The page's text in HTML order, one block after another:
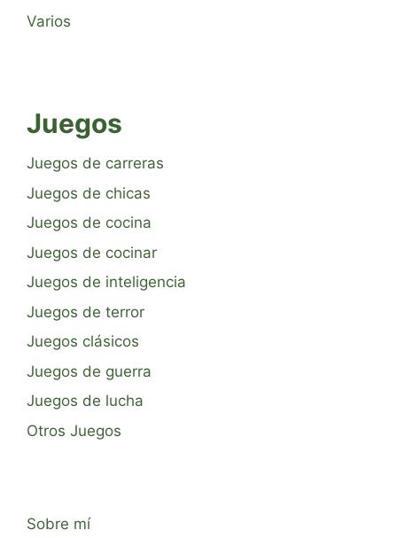
Varios
Juegos
Juegos de carreras
Juegos de chicas
Juegos de cocina
Juegos de cocinar
Juegos de inteligencia
Juegos de terror
Juegos clásicos
Juegos de guerra
Juegos de lucha
Otros Juegos
Sobre mí